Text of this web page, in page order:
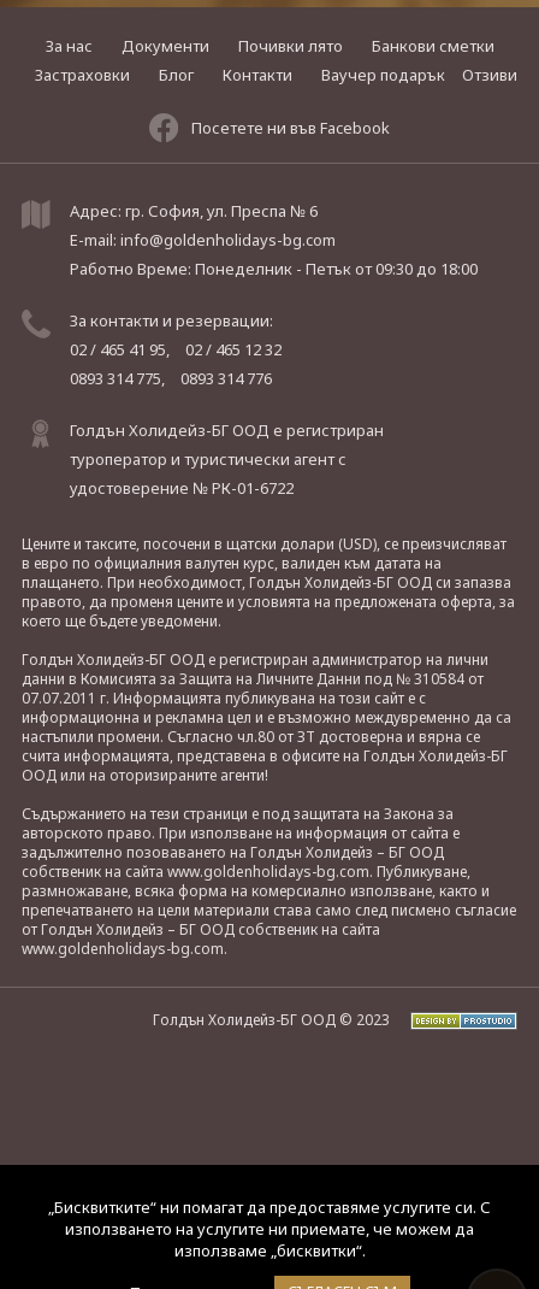
За нас Документи Почивки лято
Банкови сметки
Застраховки
Блог Контакти Ваучер подарък Отзиви
Посетете ни във Facebook
Адрес: гр. София, ул. Преспа № 6
E-mail: info@goldenholidays-bg.com
Работно Време: Понеделник - Петъкот 09:30 до 18:00
За контакти и резервации:
02 / 465 41 95,
02 / 465 12 32
0893 314 775,
0893 314 776
Голдън Холидейз-БГ ООД е регистриран
туроператор и туристически агент с
удостоверение № РК-01-6722
Цените и таксите, посочени в щатски долари (USD), се преизчисляват
в евро по официалния валутен курс, валиден към датата на
плащането. При необходимост, Голдън Холидейз-БГ ООД си запазва
правото, да променя цените и условията на предложената оферта, за
което ще бъдете уведомени.
Голдън Холидейз-БГ ООД е регистриран администратор на лични
данни в Комисията за Защита на Личните Данни под № 310584 от
07.07.2011 г. Информацията публикувана на този сайт е с
информационна и рекламна цел и е възможно междувременно да са
настъпили промени. Съгласно чл.80 от ЗТ достоверна и вярна се
счита информацията, представена в офисите на Голдън Холидейз-БГ
ООД или на оторизираните агенти!
Съдържанието на тези страници е под защитата на Закона за
авторското право. При използване на информация от сайта е
задължително позоваването на Голдън Холидейз – БГ ООД
собственик на сайта www.goldenholidays-bg.com. Публикуване,
размножаване, всяка форма на комерсиално използване, както и
препечатването на цели материали става само след писмено съгласие
от Голдън Холидейз – БГ ООД собственик на сайта
www.goldenholidays-bg.com.
Голдън Холидейз-БГ ООД © 2023
„Бисквитките“ ни помагат да предоставяме услугите си. С
използването на услугите ни приемате, че можем да
използваме „бисквитки“.